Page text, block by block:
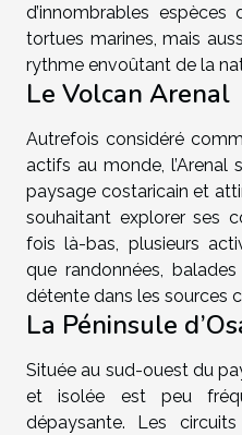
d’innombrables espèces
tortues marines, mais
rythme envoûtant de la
Le Volcan Arenal
Autrefois considéré
actifs au monde, l’Arenal
paysage costaricain et
souhaitant explorer ses
fois là-bas, plusieurs
que randonnées,
détente dans les sources
La Péninsule
Située au sud-ouest du
et isolée est peu
dépaysante. Les